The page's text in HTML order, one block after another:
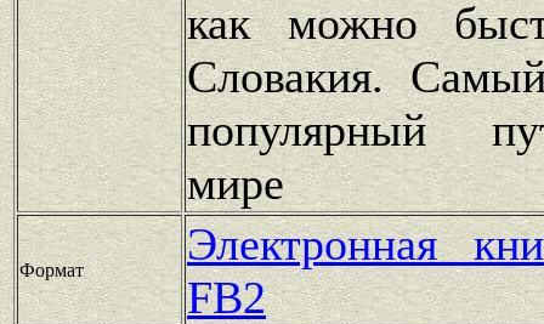
как можно
Словакия.
популярный
мире
Формат
Электронная
FB2